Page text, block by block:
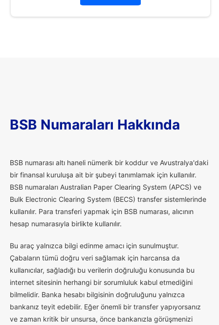
BSB Numaraları Hakkında
BSB numarası altı haneli nümerik bir koddur ve Avustralya'daki
bir finansal kuruluşa ait bir şubeyi tanımlamak için kullanılır.
BSB numaraları Australian Paper Clearing System (APCS) ve
Bulk Electronic Clearing System (BECS) transfer sistemlerinde
kullanılır. Para transferi yapmak için BSB numarası, alıcının
hesap numarasıyla birlikte kullanılır.
Bu araç yalnızca bilgi edinme amacı için sunulmuştur.
Çabaların tümü doğru veri sağlamak için harcansa da
kullanıcılar, sağladığı bu verilerin doğruluğu konusunda bu
internet sitesinin herhangi bir sorumluluk kabul etmediğini
bilmelidir. Banka hesabı bilgisinin doğruluğunu yalnızca
bankanız teyit edebilir. Eğer önemli bir transfer yapıyorsanız
ve zaman kritik bir unsursa, önce bankanızla görüşmenizi